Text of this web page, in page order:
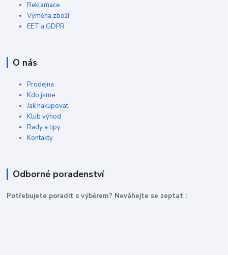
Reklamace
Výměna zboží
EET a GDPR
O nás
Prodejna
Kdo jsme
Jak nakupovat
Klub výhod
Rady a tipy
Kontakty
Odborné poradenství
Potřebujete poradit s výběrem? Neváhejte se zeptat :